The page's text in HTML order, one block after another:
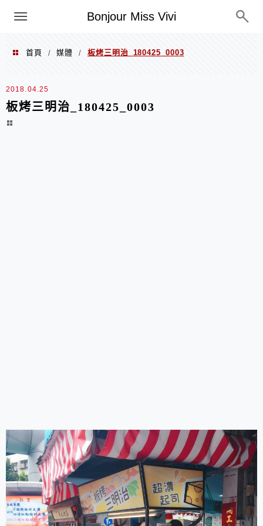
Bonjour Miss Vivi
選單
首頁 / 媒體 / 板烤三明治_180425_0003
2018.04.25
板烤三明治_180425_0003